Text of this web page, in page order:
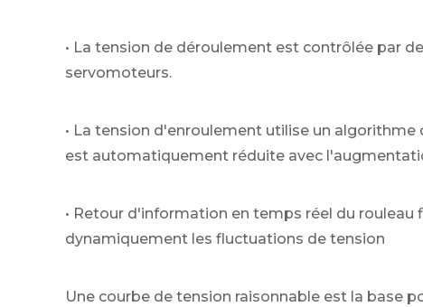
• La tension de déroulement est contrôlée par
servomoteurs.
• La tension d'enroulement utilise un
est automatiquement réduite avec
• Retour d'information en temps réel du
dynamiquement les fluctuations de tension
Une courbe de tension raisonnable est la base